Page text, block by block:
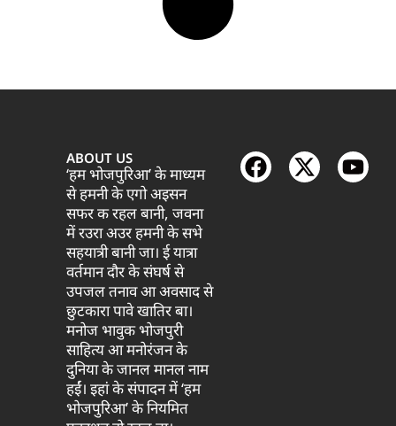
ABOUT US
‘हम भोजपुरिआ’ के माध्यम
से हमनी के एगो अइसन
सफर क रहल बानी, जवना
में रउरा अउर हमनी के सभे
सहयात्री बानी जा। ई यात्रा
वर्तमान दौर के संघर्ष से
उपजल तनाव आ अवसाद से
छुटकारा पावे खातिर बा।
मनोज भावुक भोजपुरी
साहित्य आ मनोरंजन के
दुनिया के जानल मानल नाम
हईं। इहां के संपादन में ‘हम
भोजपुरिआ’ के नियमित